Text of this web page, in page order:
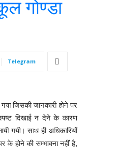
गोण्डा
Telegram
जिसकी जानकारी होने पर
स्पष्ट दिखाई न देने के कारण
गयी। साथ ही अधिकारियों
के होने की सम्भावना नहीं है,